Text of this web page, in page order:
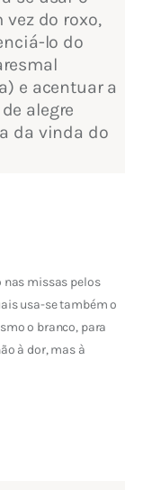
vez do roxo,
lo do
e acentuar a
alegre
da vinda do
nas missas pelos
usa-se também o
o branco, para
à dor, mas à